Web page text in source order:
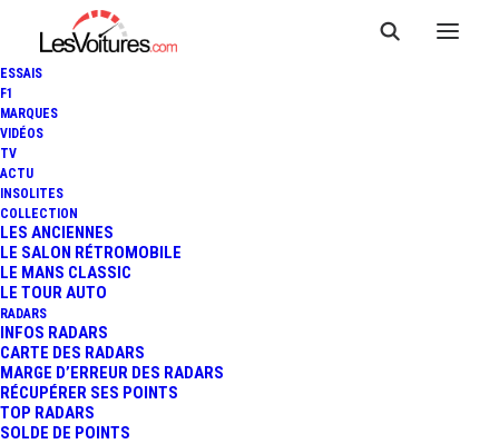
ESSAIS
F1
MARQUES
VIDÉOS
TV
ACTU
INSOLITES
COLLECTION
LES ANCIENNES
LE SALON RÉTROMOBILE
LE MANS CLASSIC
LE TOUR AUTO
RADARS
INFOS RADARS
CARTE DES RADARS
MARGE D’ERREUR DES RADARS
RÉCUPÉRER SES POINTS
TOP RADARS
SOLDE DE POINTS
VIRTUELLES : LA VICTOIRE
POUR REBELLION WILLIAMS
2 Minutes